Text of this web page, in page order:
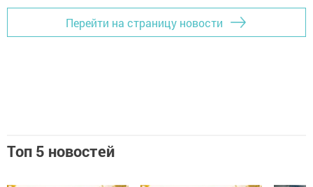
Перейти на страницу новости
Топ 5 новостей